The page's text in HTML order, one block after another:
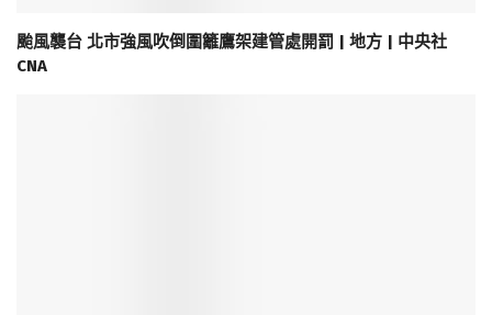
颱風襲台 北市強風吹倒圍籬鷹架建管處開罰 | 地方 | 中央社
CNA